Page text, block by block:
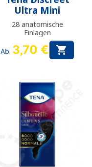
Ultra Mini
28 anatomische
Einlagen
Ab 3,70 € 